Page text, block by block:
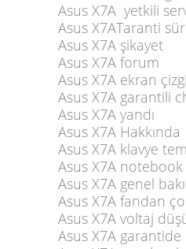
Asus X7A yetkili
Asus X7ATaranti
Asus X7A şikayet
Asus X7A forum
Asus X7A ekran
Asus X7A garantili
Asus X7A yandı
Asus X7A Hakkında
Asus X7A klavye
Asus X7A
Asus X7A genel
Asus X7A fandan
Asus X7A voltaj
Asus X7A